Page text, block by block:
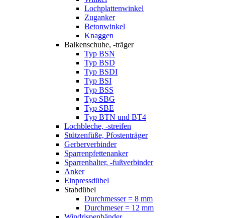
Lochplattenwinkel
Zuganker
Betonwinkel
Knaggen
Balkenschuhe, -träger
Typ BSN
Typ BSD
Typ BSDI
Typ BSI
Typ BSS
Typ SBG
Typ SBE
Typ BTN und BT4
Lochbleche, -streifen
Stützenfüße, Pfostenträger
Gerberverbinder
Sparrenpfettenanker
Sparrenhalter, -fußverbinder
Anker
Einpressdübel
Stabdübel
Durchmesser = 8 mm
Durchmeser = 12 mm